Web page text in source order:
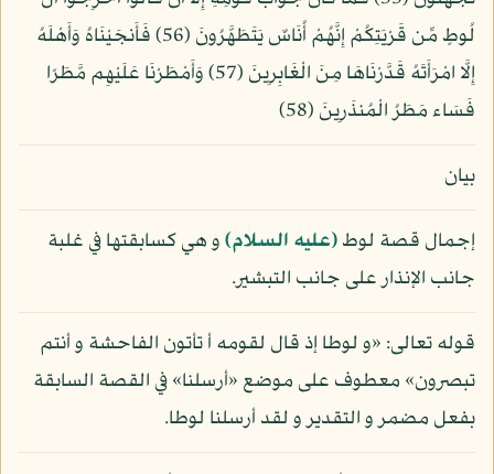
لُوطٍ مِّن قَرْيَتِكُمْ إِنَّهُمْ أُنَاسٌ يَتَطَهَّرُونَ (56) فَأَنجَيْنَاهُ وَأَهْلَهُ
إِلَّا امْرَأَتَهُ قَدَّرْنَاهَا مِنَ الْغَابِرِينَ (57) وَأَمْطَرْنَا عَلَيْهِم مَّطَرًا
فَسَاء مَطَرُ الْمُنذَرِينَ (58)
بيان
إجمال قصة لوط(عليه السلام)و هي كسابقتها في غلبة
جانب الإنذار على جانب التبشير.
قوله تعالى: «و لوطا إذ قال لقومه أ تأتون الفاحشة و أنتم
تبصرون» معطوف على موضع «أرسلنا» في القصة السابقة
بفعل مضمر و التقدير و لقد أرسلنا لوطا.